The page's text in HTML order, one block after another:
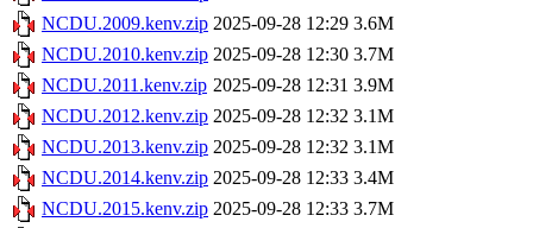
NCDU.2009.kenv.zip 2025-09-28 12:29 3.6M
NCDU.2010.kenv.zip 2025-09-28 12:30 3.7M
NCDU.2011.kenv.zip 2025-09-28 12:31 3.9M
NCDU.2012.kenv.zip 2025-09-28 12:32 3.1M
NCDU.2013.kenv.zip 2025-09-28 12:32 3.1M
NCDU.2014.kenv.zip 2025-09-28 12:33 3.4M
NCDU.2015.kenv.zip 2025-09-28 12:33 3.7M